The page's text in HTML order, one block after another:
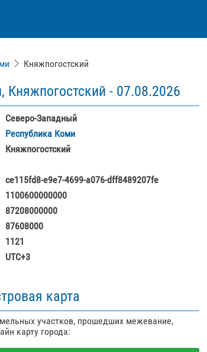
Княжпогостский
Княжпогостский - 07.08.2026
Северо-Западный
Республика Коми
Княжпогостский
ce115fd8-e9e7-4699-a076-dff8489207fe
1100600000000
87208000000
87608000
1121
UTC+3
карта
участков, прошедших межевание,
карту города: